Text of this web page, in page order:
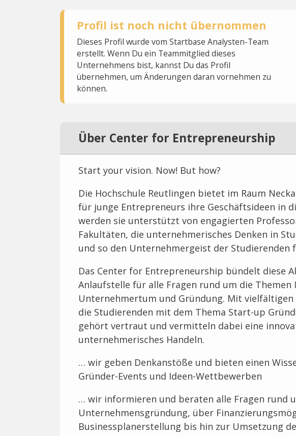
Profil ist noch nicht übernommen
Dieses Profil wurde vom Startbase Analysten-Team
erstellt. Wenn Du ein Teammitglied dieses
Unternehmens bist, kannst Du das Profil
übernehmen, um Änderungen daran vornehmen zu
können.
Über Center for Entrepreneurship
Start your vision. Now! But how?
Die Hochschule Reutlingen bietet im Raum
für junge Entrepreneurs ihre Geschäftsideen in
werden sie unterstützt von engagierten
Fakultäten, die unternehmerisches Denken in
und so den Unternehmergeist der Studierenden
Das Center for Entrepreneurship bündelt diese
Anlaufstelle für alle Fragen rund um die Themen
Unternehmertum und Gründung. Mit
die Studierenden mit dem Thema Start-up
gehört vertraut und vermitteln dabei eine
unternehmerisches Handeln.
… wir geben Denkanstöße und bieten einen
Gründer-Events und Ideen-Wettbewerben
… wir informieren und beraten alle Fragen rund
Unternehmensgründung, über
Businessplanerstellung bis hin zur Umsetzung